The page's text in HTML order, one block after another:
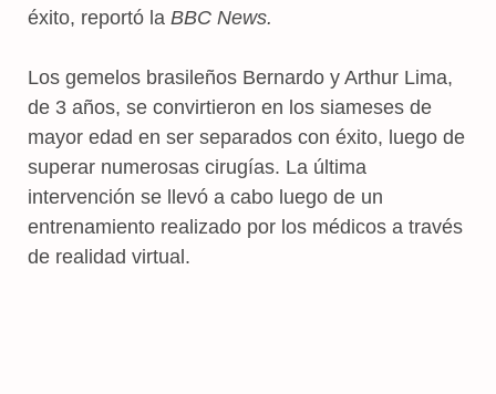
éxito, reportó la BBC News.
Los gemelos brasileños Bernardo y Arthur Lima,
de 3 años, se convirtieron en los siameses de
mayor edad en ser separados con éxito, luego de
superar numerosas cirugías. La última
intervención se llevó a cabo luego de un
entrenamiento realizado por los médicos a través
de realidad virtual.